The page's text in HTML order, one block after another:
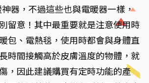
器，不過這些也與電暖器一樣，
留意！其中最重要就是注意使用時
包、電熱毯，使用時都會與身體直
時間接觸高於皮膚溫度的物體，就
，因此建議購買有定時功能的產